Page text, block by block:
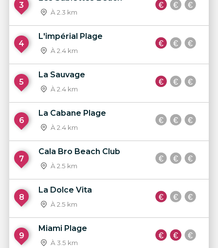
3
À 2.3 km
4
L'impérial Plage
À 2.4 km
5
La Sauvage
À 2.4 km
6
La Cabane Plage
À 2.4 km
7
Cala Bro Beach Club
À 2.5 km
8
La Dolce Vita
À 2.5 km
9
Miami Plage
À 3.5 km